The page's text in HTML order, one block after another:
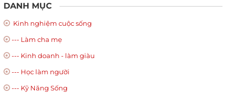
DANH MỤC
Kinh nghiệm cuộc sống
--- Làm cha mẹ
--- Kinh doanh - làm giàu
--- Học làm người
--- Kỹ Năng Sống